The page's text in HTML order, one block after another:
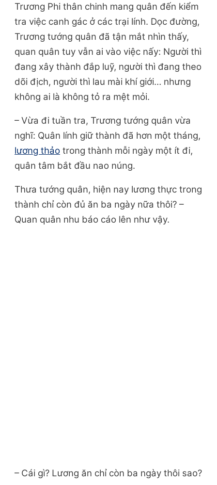
Trương Phi thân chinh mang quân đến kiểm
tra việc canh gác ở các trại lính. Dọc đường,
Trương tướng quân đã tận mắt nhìn thấy,
quan quân tuy vẫn ai vào việc nấy: Người thì
đang xây thành đắp luỹ, người thì đang theo
dõi địch, người thì lau mài khí giới… nhưng
không ai là không tỏ ra mệt mỏi.
– Vừa đi tuần tra, Trương tướng quân vừa
nghĩ: Quân lính giữ thành đã hơn một tháng,
lương thảo trong thành mỗi ngày một ít đi,
quân tâm bắt đầu nao núng.
Thưa tướng quân, hiện nay lương thực trong
thành chỉ còn đủ ăn ba ngày nữa thôi? –
Quan quân nhu báo cáo lên như vậy.
– Cái gì? Lương ăn chỉ còn ba ngày thôi sao?